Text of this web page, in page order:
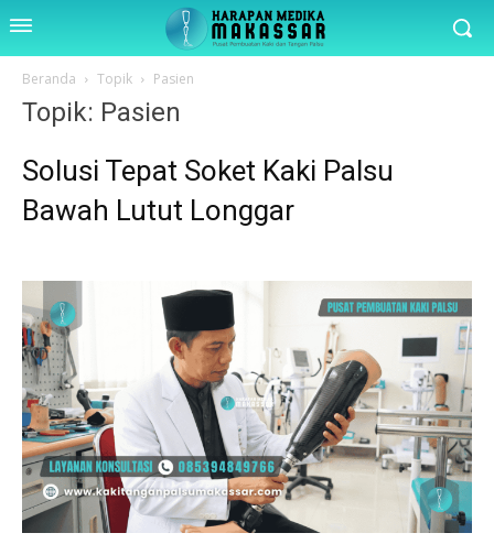
Beranda Topik Pasien
Topik: Pasien
Solusi Tepat Soket Kaki Palsu
Bawah Lutut Longgar